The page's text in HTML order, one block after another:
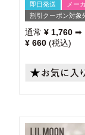
即日発送
メー
割引クーポン対象
通常 ¥ 1,760
¥ 660 税込